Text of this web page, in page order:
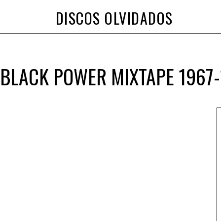
DISCOS OLVIDADOS
POWER MIXTAPE